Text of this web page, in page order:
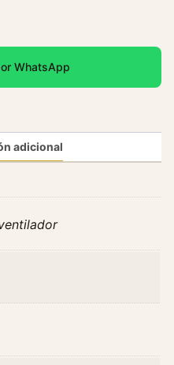
WhatsApp
adicional